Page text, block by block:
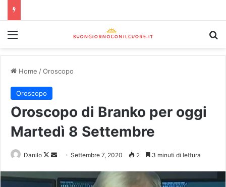
Home /Oroscopo
Oroscopo
Oroscopo di Branko per oggi
Martedì 8 Settembre
Danilo Settembre 7, 2020 2 3 minuti di lettura